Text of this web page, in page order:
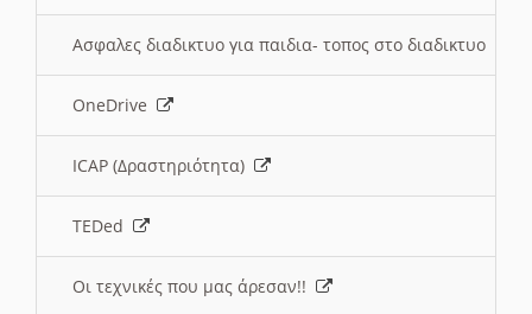
Ασφαλες διαδικτυο για παιδια- τοπος στο διαδικτυο
OneDrive
ICAP (Δραστηριότητα)
TEDed
Οι τεχνικές που μας άρεσαν!!